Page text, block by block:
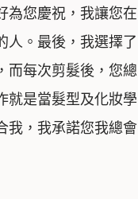
為您慶祝，我讓您在
人。最後，我選擇了
而每次剪髮後，您總
就是當髮型及化妝學
我，我承諾您我總會